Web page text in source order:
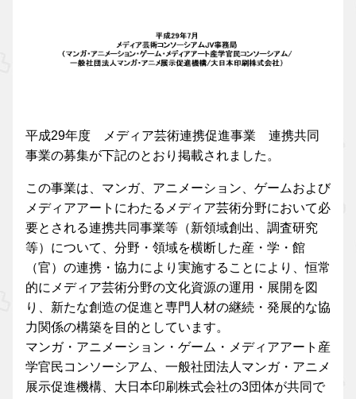
平成29年度 メディア芸術連携促進事業 連携共同
事業の募集が下記のとおり掲載されました。
この事業は、マンガ、アニメーション、ゲームおよび
メディアアートにわたるメディア芸術分野において必
要とされる連携共同事業等（新領域創出、調査研究
等）について、分野・領域を横断した産・学・館
（官）の連携・協力により実施することにより、恒常
的にメディア芸術分野の文化資源の運用・展開を図
り、新たな創造の促進と専門人材の継続・発展的な協
力関係の構築を目的としています。
マンガ・アニメーション・ゲーム・メディアアート産
学官民コンソーシアム、一般社団法人マンガ・アニメ
展示促進機構、大日本印刷株式会社の3団体が共同で